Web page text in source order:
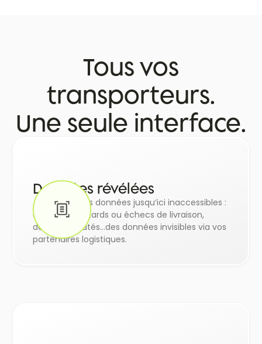
Tous vos
transporteurs.
Une seule interface.
Données révélées
Accédez à des données jusqu’ici inaccessibles :
anomalies, retards ou échecs de livraison,
délais constatés...des données invisibles via vos
partenaires logistiques.